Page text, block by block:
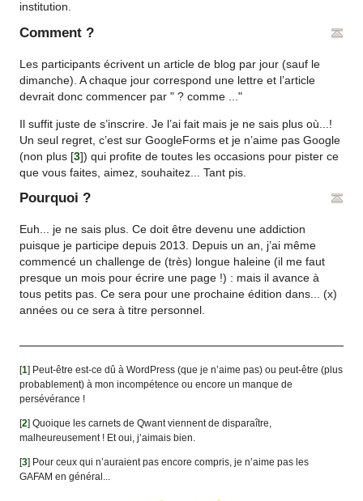
institution.
Comment ?
Les participants écrivent un article de blog par jour (sauf le
dimanche). A chaque jour correspond une lettre et l’article
devrait donc commencer par " ? comme ..."
Il suffit juste de s’inscrire. Je l’ai fait mais je ne sais plus où...!
Un seul regret, c’est sur GoogleForms et je n’aime pas Google
(non plus [3]) qui profite de toutes les occasions pour pister ce
que vous faites, aimez, souhaitez... Tant pis.
Pourquoi ?
Euh... je ne sais plus. Ce doit être devenu une addiction
puisque je participe depuis 2013. Depuis un an, j’ai même
commencé un challenge de (très) longue haleine (il me faut
presque un mois pour écrire une page !) : mais il avance à
tous petits pas. Ce sera pour une prochaine édition dans... (x)
années ou ce sera à titre personnel.
[1] Peut-être est-ce dû à WordPress (que je n’aime pas) ou peut-être (plus
probablement) à mon incompétence ou encore un manque de
persévérance !
[2]Quoique les carnets de Qwant viennent de disparaître,
malheureusement ! Et oui, j’aimais bien.
[3] Pour ceux qui n’auraient pas encore compris, je n’aime pas les
GAFAM en général...